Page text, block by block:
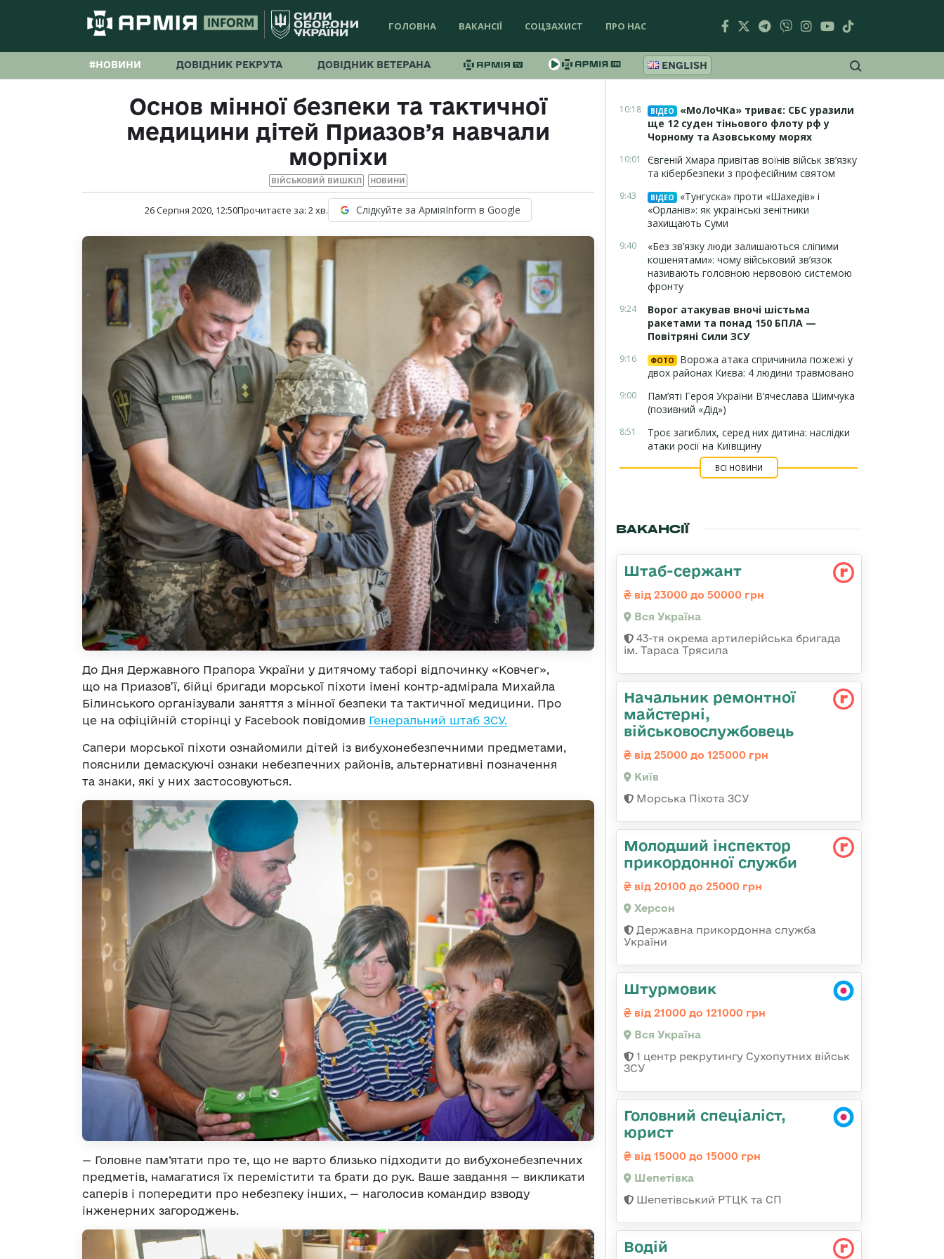
ГОЛОВНА ВАКАНСІЇ СОЦЗАХИСТ ПРО НАС
#НОВИНИ ДОВІДНИК РЕКРУТА ДОВІДНИК ВЕТЕРАНА ENGLISH
Основ мінної безпеки та тактичної
медицини дітей Приазов’я навчали
морпіхи
ВІЙСЬКОВИЙ ВИШКІЛ НОВИНИ
26 Серпня 2020, 12:50Прочитаєте за: 2хв. Слідкуйте за АрміяInform в Google
До Дня Державного Прапора України у дитячому таборі відпочинку «Ковчег»,
що на Приазов’ї, бійці бригади морської піхоти імені контр-адмірала Михайла
Білинського організували заняття з мінної безпеки та тактичної медицини. Про
це на офіційній сторінці у Facebook повідомив Генеральний штаб ЗСУ.
Сапери морської піхоти ознайомили дітей із вибухонебезпечними предметами,
пояснили демаскуючі ознаки небезпечних районів, альтернативні позначення
та знаки, які у них застосовуються.
— Головне пам’ятати про те, що не варто близько підходити до вибухонебезпечних
предметів, намагатися їх перемістити та брати до рук. Ваше завдання — викликати
саперів і попередити про небезпеку інших, — наголосив командир взводу
інженерних загороджень.
10:18 ВІДЕО
«МоЛоЧКа» триває: СБС уразили
ще 12 суден тіньового флоту рф у
Чорному та Азовському морях
10:01
Євгеній Хмара привітав воїнів військ зв’язку
та кібербезпеки з професійним святом
9:43 ВІДЕО
«Тунгуска» проти «Шахедів» і
«Орланів»: як українські зенітники
захищають Суми
9:40
«Без зв’язку люди залишаються сліпими
кошенятами»: чому військовий зв’язок
називають головною нервовою системою
фронту
9:24
Ворог атакував вночі шістьма
ракетами та понад 150 БПЛА —
Повітряні Сили ЗСУ
9:16 ФОТО
Ворожа атака спричинила пожежі у
двох районах Києва: 4 людини травмовано
9:00
Пам’яті Героя України В’ячеслава Шимчука
(позивний «Дід»)
8:51
Троє загиблих, серед них дитина: наслідки
атаки росії на Київщину
ВСІ НОВИНИ
ВАКАНСІЇ
Штаб-сержант
від 23000 до 50000 грн
Вся Україна
43-тя окрема артилерійська бригада
ім. Тараса Трясила
Начальник ремонтної
майстерні,
військовослужбовець
від 25000 до 125000 грн
Київ
Морська Піхота ЗСУ
Молодший інспектор
прикордонної служби
від 20100 до 25000 грн
Херсон
Державна прикордонна служба
України
Штурмовик
від 21000 до 121000 грн
Вся Україна
1 центр рекрутингу Сухопутних військ
ЗСУ
Головний спеціаліст,
юрист
від 15000 до 15000 грн
Шепетівка
Шепетівський РТЦК та СП
Водій